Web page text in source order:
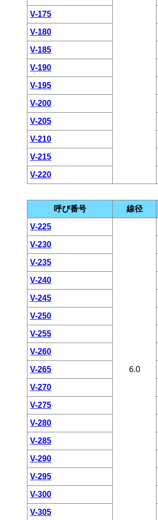
V-175
V-180
V-185
V-190
V-195
V-200
V-205
V-210
V-215
V-220
呼び番号 線径
V-225
6.0
V-230
V-235
V-240
V-245
V-250
V-255
V-260
V-265
V-270
V-275
V-280
V-285
V-290
V-295
V-300
V-305